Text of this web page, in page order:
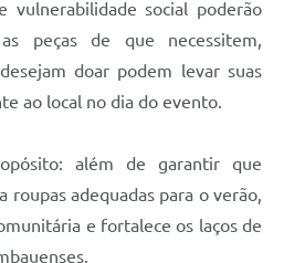
vulnerabilidade social poderão
peças de que necessitem,
doar podem levar suas
ao local no dia do evento.
além de garantir que
roupas adequadas para o verão,
e fortalece os laços de